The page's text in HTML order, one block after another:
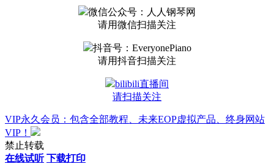
微信公众号：人人钢琴网
请用微信扫描关注
抖音号：EveryonePiano
请用抖音扫描关注
bilibili直播间
请扫描关注
VIP永久会员：包含全部教程、未来EOP虚拟产品、终身网站
VIP！
禁止转载
在线试听 下载打印